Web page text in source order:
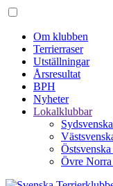
Om klubben
Terrierraser
Utställningar
Årsresultat
BPH
Nyheter
Lokalklubbar
Övre